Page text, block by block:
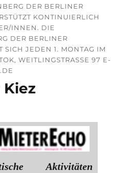
DER BERLINER
KONTINUIERLICH
INNEN. DIE
DER BERLINER
SICH JEDEN 1. MONTAG IM
WEITLINGSTRASSE 97 E-M
Aktivitäten